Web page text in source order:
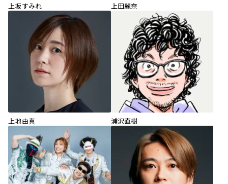
上坂すみれ 上田麗奈
上地由真 浦沢直樹